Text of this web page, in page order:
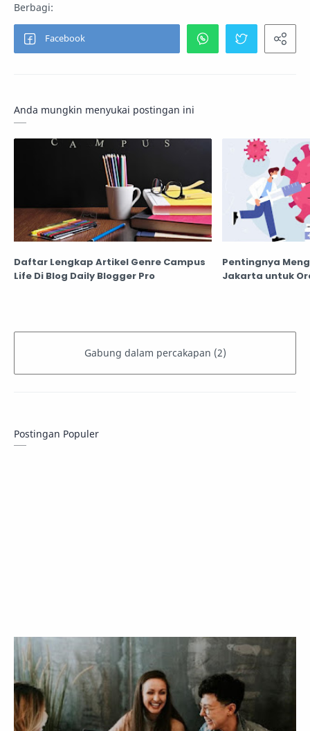
Anda mungkin menyukai postingan ini
Daftar Lengkap Artikel Genre Campus
Life Di Blog Daily Blogger Pro
Pentingnya
Jakarta untuk
Postingan Populer